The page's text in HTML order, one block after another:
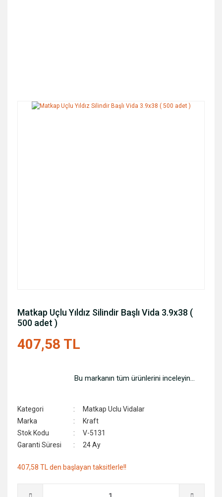
Matkap Uçlu Yıldız Silindir Başlı Vida 3.9x38 (
500 adet )
407,58 TL
Bu markanın tüm ürünlerini inceleyin...
Kategori
Matkap Uclu Vidalar
Marka
Kraft
Stok Kodu
V-5131
Garanti Süresi
24 Ay
407,58 TL den başlayan taksitlerle!!